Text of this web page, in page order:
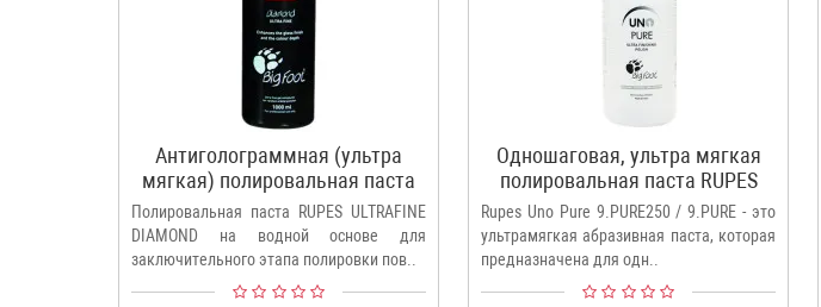
Антиголограммная (ультра
мягкая) полировальная паста
RUPES ULTRAFINE DIAMOND
Полировальная паста RUPES ULTRAFINE
DIAMOND на водной основе для
заключительного этапа полировки пов..
Одношаговая, ультра мягкая
полировальная паста RUPES
UNO PURE - ULTRA FINISH
Rupes Uno Pure 9.PURE250 / 9.PURE - это
ультрамягкая абразивная паста, которая
предназначена для одн..